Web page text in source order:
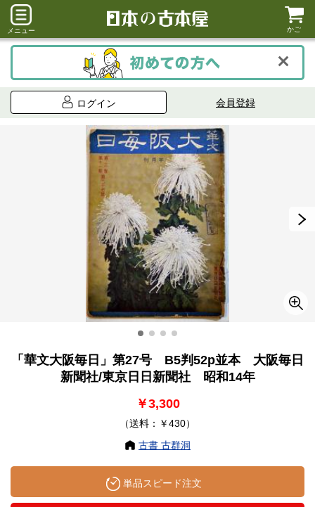
メニュー かご
ログイン 会員登録
「華文大阪毎日」第27号 B5判52p並本 大阪毎日
新聞社/東京日日新聞社 昭和14年
￥3,300
（送料：￥430）
古書 古群洞
単品スピード注文